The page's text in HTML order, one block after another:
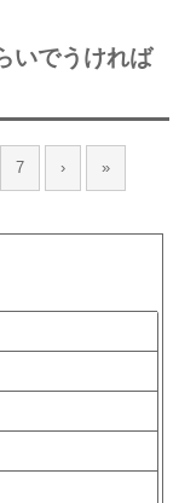
いでうければ
7 › »